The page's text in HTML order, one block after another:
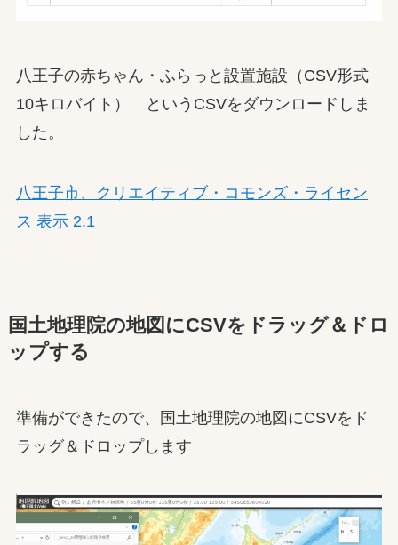
八王子の赤ちゃん・ふらっと設置施設（CSV形式
10キロバイト） というCSVをダウンロードしま
した。
八王子市、クリエイティブ・コモンズ・ライセン
ス 表示 2.1
国土地理院の地図にCSVをドラッグ＆ドロ
ップする
準備ができたので、国土地理院の地図にCSVをド
ラッグ＆ドロップします